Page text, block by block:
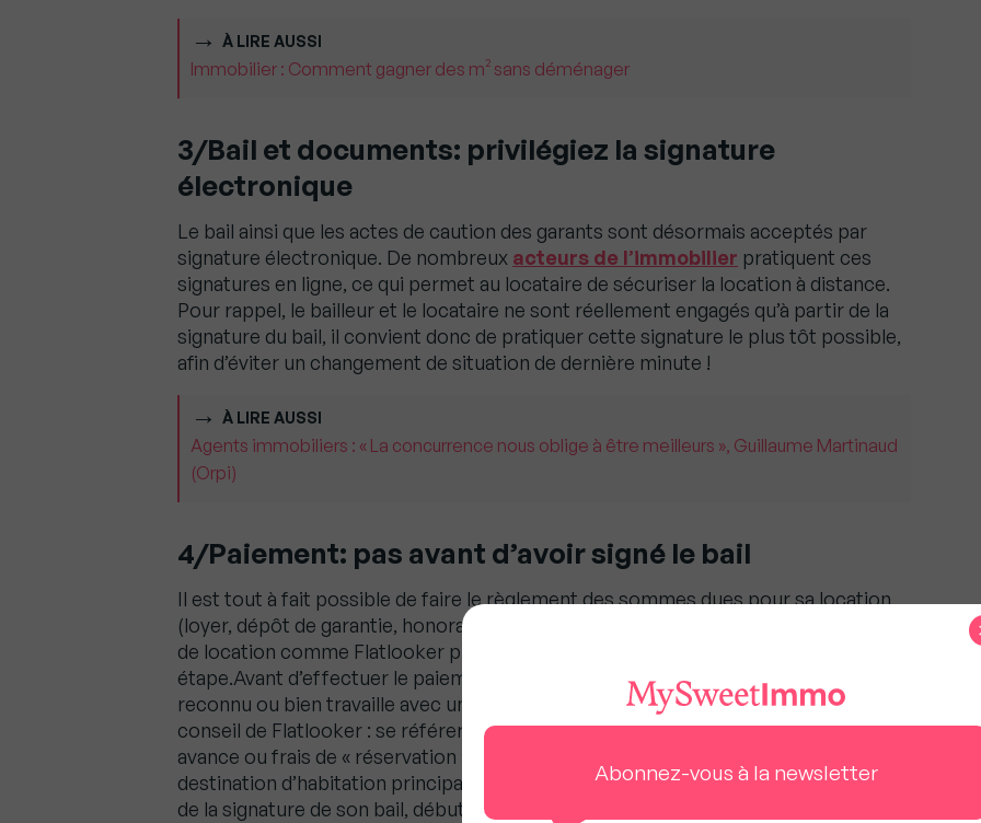
À LIRE AUSSI
Immobilier : Comment gagner des m² sans déménager
3/Bail et documents: privilégiez la signature
électronique
Le bail ainsi que les actes de caution des garants sont désormais acceptés par
signature électronique. De nombreux acteurs de l’immobilier pratiquent ces
signatures en ligne, ce qui permet au locataire de sécuriser la location à distance.
Pour rappel, le bailleur et le locataire ne sont réellement engagés qu’à partir de la
signature du bail, il convient donc de pratiquer cette signature le plus tôt possible,
afin d’éviter un changement de situation de dernière minute !
À LIRE AUSSI
Agents immobiliers : « La concurrence nous oblige à être meilleurs », Guillaume Martinaud
(Orpi)
4/Paiement: pas avant d’avoir signé le bail
Il est tout à fait possible de faire le règlement des sommes dues pour sa location
(loyer, dépôt de garantie, honoraires de location) en ligne. Certaines plateformes
de location comme Flatlooker proposent des espaces clients dédiés à cette
étape.Avant d’effectuer le paiement, il faut néanmoins vérifier que le site utilisé est
reconnu ou bien travaille avec un tiers de confiance de paiement reconnu. Le
conseil de Flatlooker : se référer aux avis en ligne ! De manière générale, toute
avance ou frais de « réservation » sont interdits dans le cadre de la location à
destination d’habitation principale. Un locataire ne doit verser des fonds qu’à partir
de la signature de son bail, début de son engagement
Abonnez-vous à la newsletter